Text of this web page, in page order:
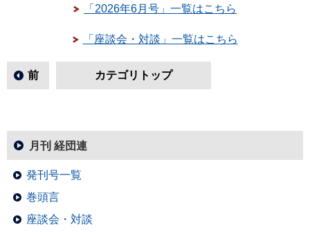
「2026年6月号」一覧はこちら
「座談会・対談」一覧はこちら
前 カテゴリトップ
月刊 経団連
発刊号一覧
巻頭言
座談会・対談